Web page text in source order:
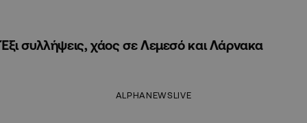
Έξι συλλήψεις, χάος σε Λεμεσό και Λάρνακα
ALPHANEWSLIVE